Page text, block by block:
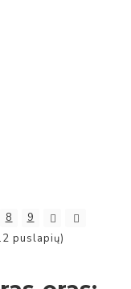
8
9
puslapių)